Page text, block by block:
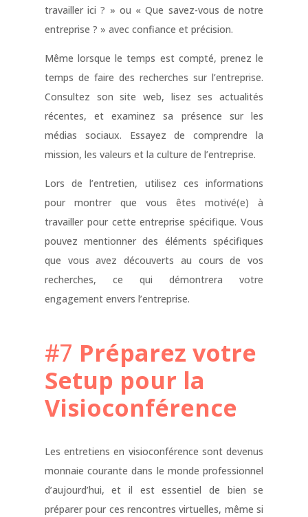
travailler ici ? » ou « Que savez-vous de notre
entreprise ? » avec confiance et précision.
Même lorsque le temps est compté, prenez le
temps de faire des recherches sur l’entreprise.
Consultez son site web, lisez ses actualités
récentes, et examinez sa présence sur les
médias sociaux. Essayez de comprendre la
mission, les valeurs et la culture de l’entreprise.
Lors de l’entretien, utilisez ces informations
pour montrer que vous êtes motivé(e) à
travailler pour cette entreprise spécifique. Vous
pouvez mentionner des éléments spécifiques
que vous avez découverts au cours de vos
recherches, ce qui démontrera votre
engagement envers l’entreprise.
#7 Préparez votre
Setup pour la
Visioconférence
Les entretiens en visioconférence sont devenus
monnaie courante dans le monde professionnel
d’aujourd’hui, et il est essentiel de bien se
préparer pour ces rencontres virtuelles, même si